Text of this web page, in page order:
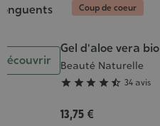
Coup de coeur
Gel d'aloe vera bio
Beauté Naturelle
Grade
:
4/5
     34 avis
13,75 €